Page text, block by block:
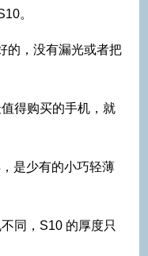
。
的，没有漏光或者把
是少有的小巧轻薄
同，S10 的厚度只